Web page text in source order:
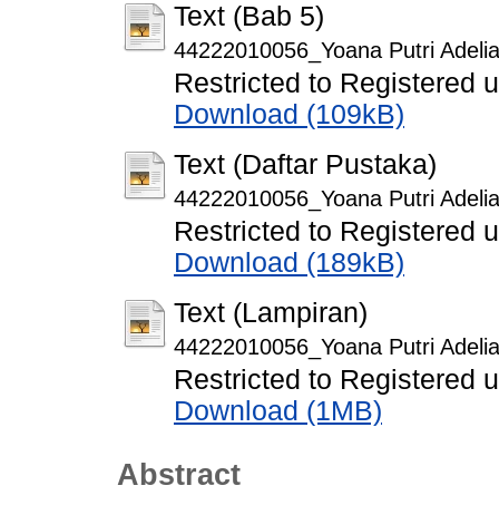
Text (Bab 5)
44222010056_Yoana Putri
Restricted to Registered
Download (109kB)
Text (Daftar Pustaka)
44222010056_Yoana Putri
Restricted to Registered
Download (189kB)
Text (Lampiran)
44222010056_Yoana Putri
Restricted to Registered
Download (1MB)
Abstract